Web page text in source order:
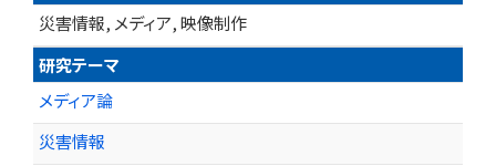
災害情報, メディア, 映像制作
研究テーマ
メディア論
災害情報